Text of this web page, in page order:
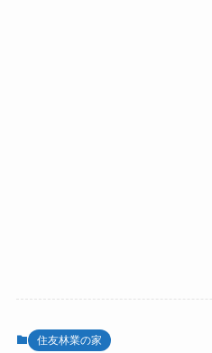
住友林業の家